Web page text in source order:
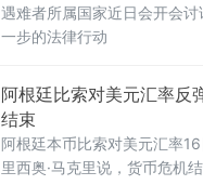
遇难者所属国家近日会开会
一步的法律行动
阿根廷比索对美元汇率反
结束
阿根廷本币比索对美元汇率
里西奥·马克里说，货币危机